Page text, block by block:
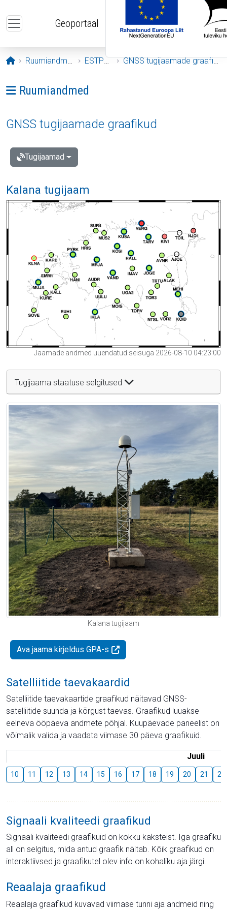
Geoportaal
Avaleht
Ruumiandmed ESTPOS GNSS tugijaamade graafikud
Ava menüü: Ruumiandmed
Ruumiandmed
GNSS tugijaamade graafikud
Tugijaamad
Kalana tugijaam
Jaamade andmed uuendatud seisuga 2026-08-10 04:23:00
Tugijaama staatuse selgitused
Kalana tugijaam
Ava jaama kirjeldus GPA-s
Satelliitide taevakaardid
Satelliitide taevakaartide graafikud näitavad GNSS-
satelliitide suunda ja kõrgust taevas. Graafikud luuakse
eelneva ööpäeva andmete põhjal. Kuupäevade paneelist on
võimalik valida ja vaadata viimase 30 päeva graafikuid.
Juuli
10 11 12 13 14 15 16 17 18 19 20 21 22
Signaali kvaliteedi graafikud
Signaali kvaliteedi graafikuid on kokku kaksteist. Iga graafiku
all on selgitus, mida antud graafik näitab. Kõik graafikud on
interaktiivsed ja graafikutel olev info on kohaliku aja järgi.
Reaalaja graafikud
Reaalaja graafikud kuvavad viimase tunni aja andmeid ning